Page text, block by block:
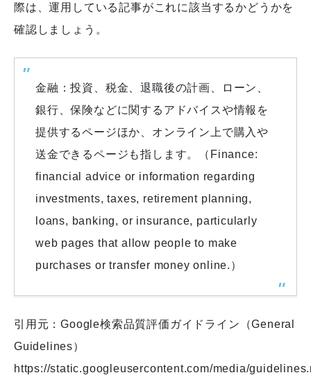
際は、運用している記事がこれに該当するかどうかを
確認しましょう。
金融：投資、税金、退職後の計画、ローン、
銀行、保険などに関するアドバイスや情報を
提供するページほか、オンライン上で購入や
送金できるページも指します。（Finance:
financial advice or information regarding
investments, taxes, retirement planning,
loans, banking, or insurance, particularly
web pages that allow people to make
purchases or transfer money online.）
引用元：Google検索品質評価ガイドライン（General
Guidelines）
https://static.googleusercontent.com/media/